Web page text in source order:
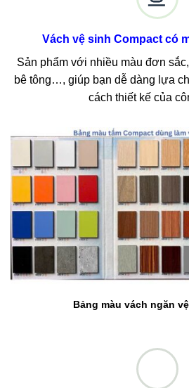
Vách vệ sinh Compact có
Sản phẩm với nhiều màu đơn
bê tông…, giúp bạn dễ dàng lựa
cách thiết kế của
Bảng màu vách ngăn